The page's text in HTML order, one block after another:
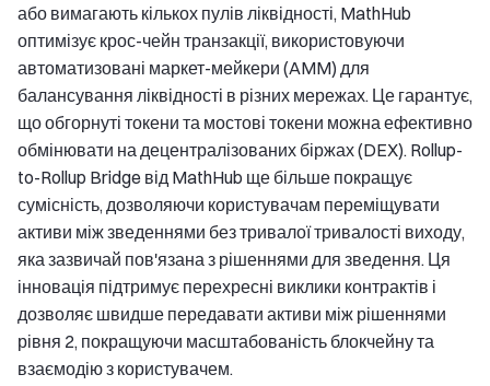
або вимагають кількох пулів ліквідності, MathHub
оптимізує крос-чейн транзакції, використовуючи
автоматизовані маркет-мейкери (AMM) для
балансування ліквідності в різних мережах. Це гарантує,
що обгорнуті токени та мостові токени можна ефективно
обмінювати на децентралізованих біржах (DEX). Rollup-
to-Rollup Bridge від MathHub ще більше покращує
сумісність, дозволяючи користувачам переміщувати
активи між зведеннями без тривалої тривалості виходу,
яка зазвичай пов'язана з рішеннями для зведення. Ця
інновація підтримує перехресні виклики контрактів і
дозволяє швидше передавати активи між рішеннями
рівня 2, покращуючи масштабованість блокчейну та
взаємодію з користувачем.